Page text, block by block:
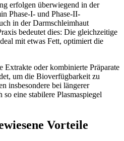
erfolgen überwiegend in der
Phase-I- und Phase-II-
in der Darmschleimhaut
bedeutet dies: Die gleichzeitige
mit etwas Fett, optimiert die
Extrakte oder kombinierte Präparate
um die Bioverfügbarkeit zu
insbesondere bei längerer
eine stabilere Plasmaspiegel
Vorteile